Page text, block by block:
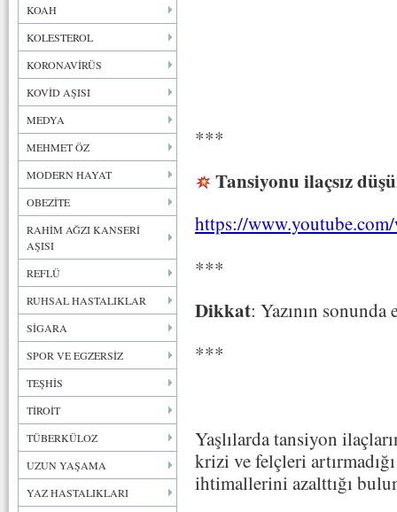
KOAH
KOLESTEROL
KORONAVİRÜS
KOVİD AŞISI
MEDYA
MEHMET ÖZ
MODERN HAYAT
OBEZİTE
RAHİM AĞZI KANSERİ
AŞISI
REFLÜ
RUHSAL HASTALIKLAR
SİGARA
SPOR VE EGZERSİZ
TEŞHİS
TİROİT
TÜBERKÜLOZ
UZUN YAŞAMA
YAZ HASTALIKLARI
***
Tansiyonu ilaçsız
https://
***
Dikkat: Yazının sonunda
***
Yaşlılarda tansiyon
krizi ve felçleri
ihtimallerini azalttığı